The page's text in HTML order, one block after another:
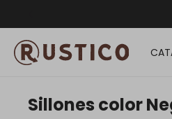
Sillones color